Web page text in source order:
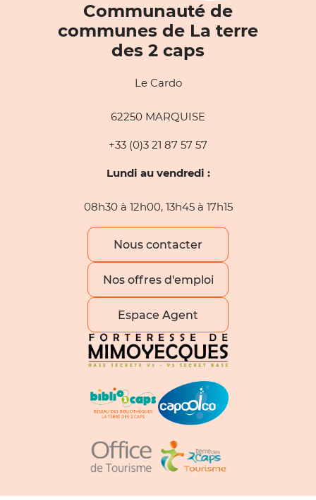
Communauté de
communes de La terre
des 2 caps
Le Cardo
62250 MARQUISE
+33 (0)3 21 87 57 57
Lundi au vendredi :
08h30 à 12h00, 13h45 à 17h15
Nous contacter
Nos offres d'emploi
Espace Agent